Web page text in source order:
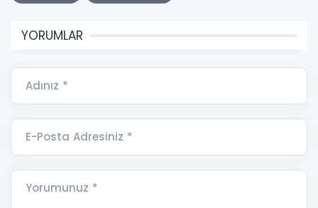
YORUMLAR
Adınız *
E-Posta Adresiniz *
Yorumunuz *